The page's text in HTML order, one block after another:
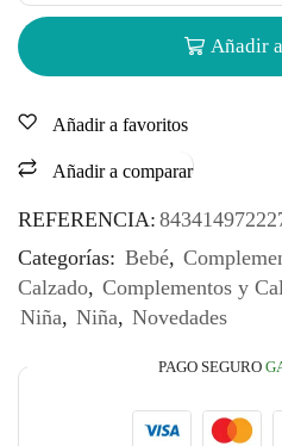
Añadir
Añadir a favoritos
Añadir a comparar
REFERENCIA:
Categorías: Bebé,
Calzado, Complementos y
Niña, Niña, Novedades
PAGO SEGURO